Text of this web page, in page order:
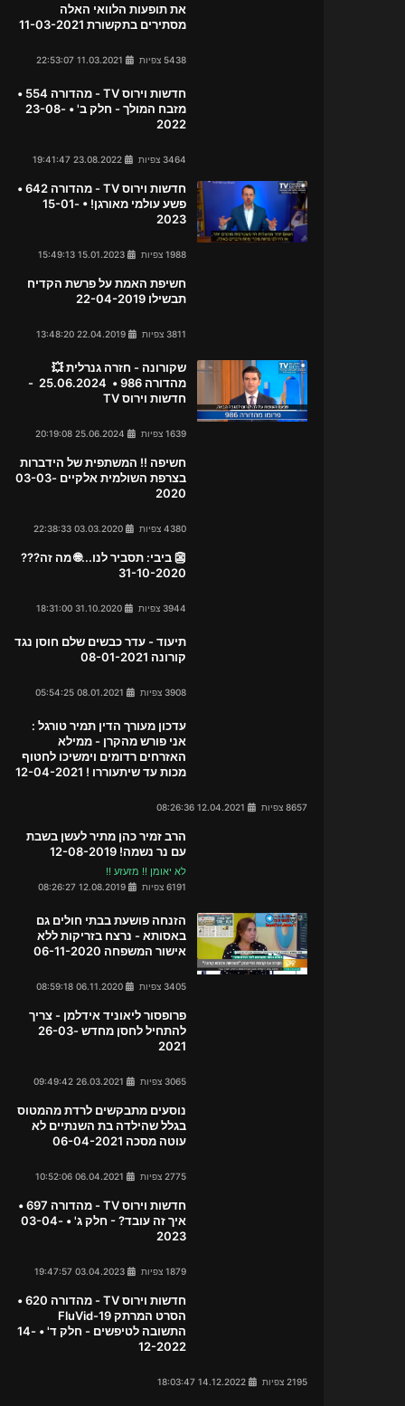
את תופעות הלוואי האלה
מסתירים בתקשורת 11-03-2021
5438 צפיות
חדשות וירוס TV - מהדורה 554 •
מזבח המולך - חלק ב' • 23-08-
2022
3464 צפיות
חדשות וירוס TV - מהדורה 642 •
פשע עולמי מאורגן! • 15-01-
2023
1988 צפיות
חשיפת האמת על פרשת הקדיח
תבשילו 22-04-2019
3811 צפיות
שקורונה - חזרה גנרלית 💥
מהדורה 986 • 25.06.2024 -
חדשות וירוס TV
1639 צפיות
חשיפה !! המשתפית של הידברות
בצרפת השולמית אלקיים 03-03-
2020
4380 צפיות
👺 ביבי: תסביר לנו...🌐 מה זה???
31-10-2020
3944 צפיות
תיעוד - עדר כבשים שלם חוסן נגד
קורונה 08-01-2021
3908 צפיות
עדכון מעורך הדין תמיר טורגל :
אני פורש מהקרן - ממילא
האזרחים רדומים וימשיכו לחטוף
מכות עד שיתעוררו ! 12-04-2021
8657 צפיות
הרב זמיר כהן מתיר לעשן בשבת
עם נר נשמה! 12-08-2019
לא יאומן !! מזעזע !!
6191 צפיות
הזנחה פושעת בבתי חולים גם
באסותא - נרצח בזריקות ללא
אישור המשפחה 06-11-2020
3405 צפיות
פרופסור ליאוניד אידלמן - צריך
להתחיל לחסן מחדש 26-03-
2021
3065 צפיות
נוסעים מתבקשים לרדת מהמטוס
בגלל שהילדה בת השנתיים לא
עוטה מסכה 06-04-2021
2775 צפיות
חדשות וירוס TV - מהדורה 697 •
איך זה עובד? - חלק ג' • 03-04-
2023
1879 צפיות
חדשות וירוס TV - מהדורה 620 •
הסרט המרתק FluVid-19
התשובה לטיפשים - חלק ד' • 14-
12-2022
2195 צפיות